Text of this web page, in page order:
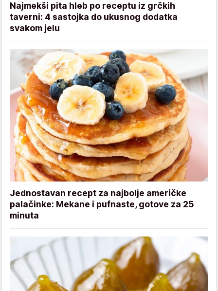
Najmekši pita hleb po receptu iz grčkih
taverni: 4 sastojka do ukusnog dodatka
svakom jelu
Jednostavan recept za najbolje američke
palačinke: Mekane i pufnaste, gotove za 25
minuta